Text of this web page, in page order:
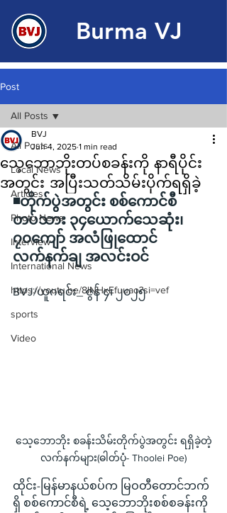
Burma VJ
Post
All Posts
Local News
Articles
Photo News
Interview
International News
https://youtu.be/8lNHxEfuuao?si=vef
sports
Video
All Posts
သေ့ဘောဘိုးတပ်စခန်းကို နာရီပိုင်း
အတွင်း အပြီးသတ်သိမ်းပိုက်ရရှိခဲ့
BVJ
Jun 4, 2025 1 min read
◾တိုက်ပွဲအတွင်း စစ်ကောင်စီ
တပ်သား ၃၄ယောက်သေဆုံး၊
၇၀ကျော် အလံဖြုထောင်
လက်နက်ချ အလင်းဝင်
BVJ/ယူဂရင်း_ ဇွန် ၄၊ ၂၀၂၅
သေ့ဘောဘိုး စခန်းသိမ်းတိုက်ပွဲအတွင်း ရရှိခဲ့တဲ့
လက်နက်များ(ဓါတ်ပုံ- Thoolei Poe)
ထိုင်း-မြန်မာနယ်စပ်က မြဝတီတောင်ဘက်
ရှိ စစ်ကောင်စီရဲ့ သေ့ဘောဘိုးစစ်စခန်းကို